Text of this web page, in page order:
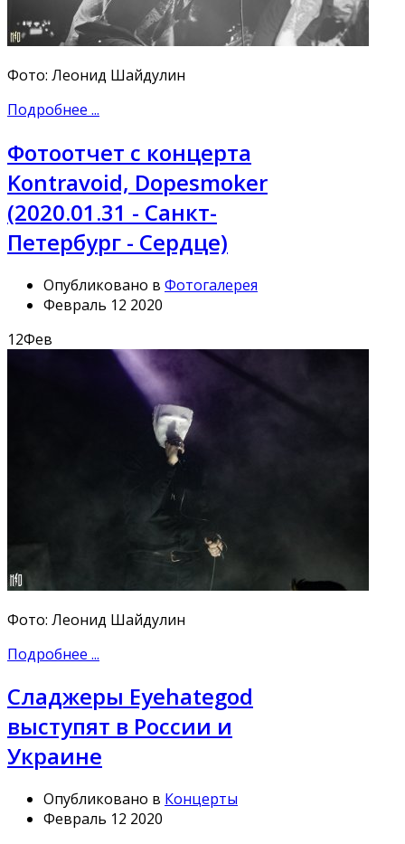
Фото: Леонид Шайдулин
Подробнее ...
Фотоотчет с концерта
Kontravoid, Dopesmoker
(2020.01.31 - Санкт-
Петербург - Сердце)
Опубликовано в Фотогалерея
Февраль 12 2020
12Фев
Фото: Леонид Шайдулин
Подробнее ...
Сладжеры Eyehategod
выступят в России и
Украине
Опубликовано в Концерты
Февраль 12 2020